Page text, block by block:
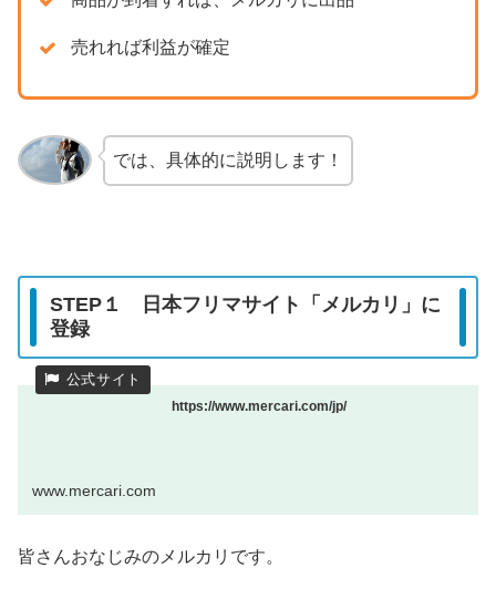
売れれば利益が確定
では、具体的に説明します！
STEP１ 日本フリマサイト「メルカリ」に
登録
https://www.mercari.com/jp/
www.mercari.com
皆さんおなじみのメルカリです。